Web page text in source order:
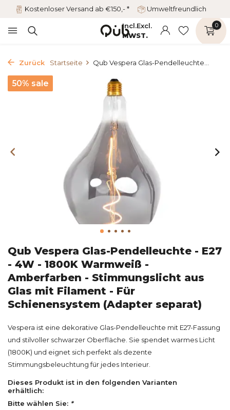
Kostenloser Versand ab €150,- * Umweltfreundlich
Incl.Excl.
MWST.
0
Zurück Startseite Qub Vespera Glas-Pendelleuchte...
50% sale
Qub Vespera Glas-Pendelleuchte - E27
- 4W - 1800K Warmweiß -
Amberfarben - Stimmungslicht aus
Glas mit Filament - Für
Schienensystem (Adapter separat)
Vespera ist eine dekorative Glas-Pendelleuchte mit E27-Fassung
und stilvoller schwarzer Oberfläche. Sie spendet warmes Licht
(1800K) und eignet sich perfekt als dezente
Stimmungsbeleuchtung für jedes Interieur.
Dieses Produkt ist in den folgenden Varianten
erhältlich:
Bitte wählen Sie: *